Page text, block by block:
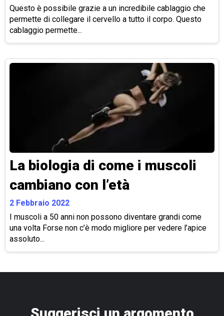
Questo è possibile grazie a un incredibile cablaggio che
permette di collegare il cervello a tutto il corpo. Questo
cablaggio permette...
La biologia di come i muscoli
cambiano con l’età
2 Febbraio 2022
I muscoli a 50 anni non possono diventare grandi come
una volta Forse non c’è modo migliore per vedere l’apice
assoluto...